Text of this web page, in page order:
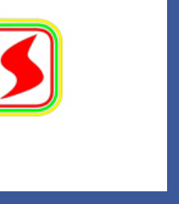
ТҮГЭЭХ СҮЛЖЭЭ
компани
Хархорин